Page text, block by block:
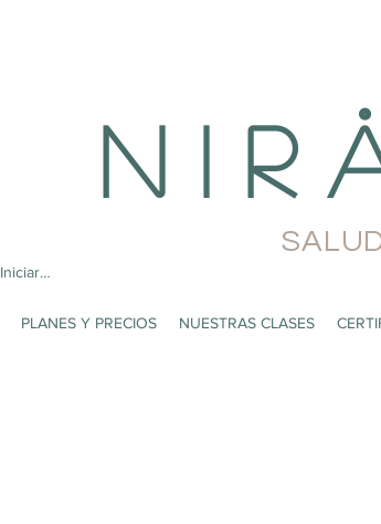
N i r
Iniciar sesión
PLANES Y PRECIOS NUESTRAS CLASES